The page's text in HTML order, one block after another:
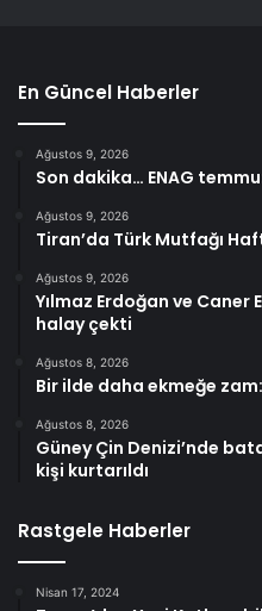
En Güncel Haberler
Ağustos 9, 2026
Son dakika… ENAG
Ağustos 9, 2026
Tiran’da Türk Mutfağı
Ağustos 9, 2026
Yılmaz Erdoğan ve Caner
halay çekti
Ağustos 8, 2026
Bir ilde daha ekmeğe
Ağustos 8, 2026
Güney Çin Denizi’nde
kişi kurtarıldı
Rastgele Haberler
Nisan 17, 2024